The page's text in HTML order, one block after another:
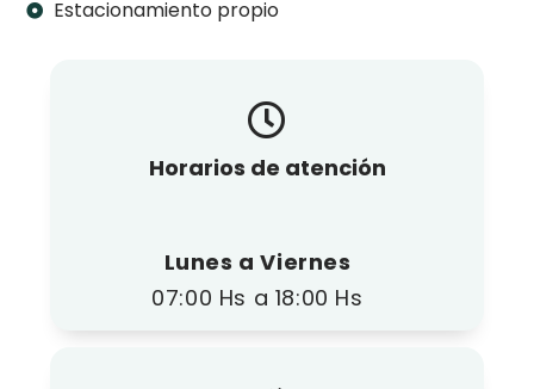
Estacionamiento propio
Horarios de atención
Lunes a Viernes
07:00 Hs a 18:00 Hs